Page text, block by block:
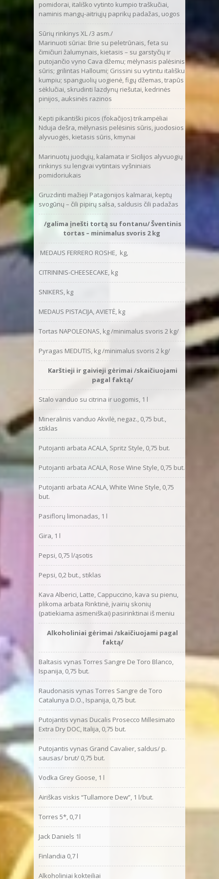
pomidorai, itališko vytinto kumpio traškučiai,
naminis mangų-aitriųjų paprikų padažas, uogos
Sūrių rinkinys XL /3 asm./
Marinuoti sūriai: Brie su peletrūnais, feta su
čimičiuri žalumynais, kietasis – su garstyčių ir
putojančio vyno Cava džemu; mėlynasis palėsinis
sūris; grilintas Halloumi; Grissini su vytintu itališku
kumpiu; spanguolių uogienė, figų džemas, trapūs
sėklučiai, skrudinti lazdynų riešutai, kedrinės
pinijos, auksinės razinos
Kepti pikantiški picos (fokačijos) trikampėliai
Nduja dešra, mėlynasis pelėsinis sūris, juodosios
alyvuogės, kietasis sūris, kmynai
Marinuotų juodųjų, kalamata ir Sicilijos alyvuogių
rinkinys su lengvai vytintais vyšniniais
pomidoriukais
Gruzdinti mažieji Patagonijos kalmarai, keptų
svogūnų – čili pipirų salsa, saldusis čili padažas
/galima įnešti tortą su fontanu/ Šventinis
tortas – minimalus svoris 2 kg
MEDAUS FERRERO ROSHE, kg,
CITRININIS-CHEESECAKE, kg
SNIKERS, kg
MEDAUS PISTACIJA, AVIETĖ, kg
Tortas NAPOLEONAS, kg /minimalus svoris 2 kg/
Pyragas MEDUTIS, kg /minimalus svoris 2 kg/
Karštieji ir gaivieji gėrimai /skaičiuojami
pagal faktą/
Stalo vanduo su citrina ir uogomis, 1 l
Mineralinis vanduo Akvilė, negaz., 0,75 but.,
stiklas
Putojanti arbata ACALA, Spritz Style, 0,75 but.
Putojanti arbata ACALA, Rose Wine Style, 0,75 but.
Putojanti arbata ACALA, White Wine Style, 0,75
but.
Pasiflorų limonadas, 1 l
Gira, 1 l
Pepsi, 0,75 l/ąsotis
Pepsi, 0,2 but., stiklas
Kava Alberici, Latte, Cappuccino, kava su pienu,
plikoma arbata Rinktinė, įvairių skonių
(patiekiama asmeniškai) pasirinktinai iš meniu
Alkoholiniai gėrimai /skaičiuojami pagal
faktą/
Baltasis vynas Torres Sangre De Toro Blanco,
Ispanija, 0,75 but.
Raudonasis vynas Torres Sangre de Toro
Catalunya D.O., Ispanija, 0,75 but.
Putojantis vynas Ducalis Prosecco Millesimato
Extra Dry DOC, Italija, 0,75 but.
Putojantis vynas Grand Cavalier, saldus/ p.
sausas/ brut/ 0,75 but.
Vodka Grey Goose, 1 l
Airiškas viskis “Tullamore Dew”, 1 l/but.
Torres 5*, 0,7 l
Jack Daniels 1l
Finlandia 0,7 l
Alkoholiniai kokteiliai